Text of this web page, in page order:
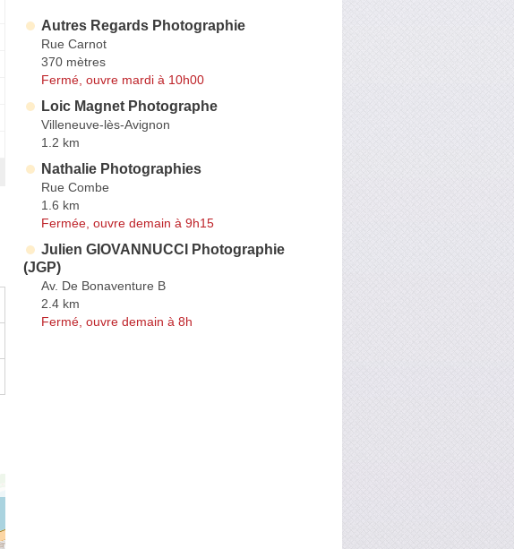
Autres Regards Photographie
Rue Carnot
370 mètres
Fermé, ouvre mardi à 10h00
Loic Magnet Photographe
Villeneuve-lès-Avignon
1.2 km
Nathalie Photographies
Rue Combe
1.6 km
Fermée, ouvre demain à 9h15
Julien GIOVANNUCCI Photographie
(JGP)
Av. De Bonaventure B
2.4 km
Fermé, ouvre demain à 8h